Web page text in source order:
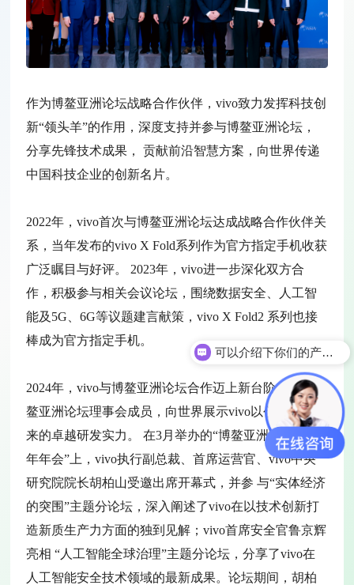
作为博鳌亚洲论坛战略合作伙伴，vivo致力发挥科技创
新“领头羊”的作用，深度支持并参与博鳌亚洲论坛，
分享先锋技术成果， 贡献前沿智慧方案，向世界传递
中国科技企业的创新名片。
2022年，vivo首次与博鳌亚洲论坛达成战略合作伙伴关
系，当年发布的vivo X Fold系列作为官方指定手机收获
广泛瞩目与好评。 2023年，vivo进一步深化双方合
作，积极参与相关会议论坛，围绕数据安全、人工智
能及5G、6G等议题建言献策，vivo X Fold2 系列也接
棒成为官方指定手机。
2024年，vivo与博鳌亚洲论坛合作迈上新台阶，成为博
鳌亚洲论坛理事会成员，向世界展示vivo以创新驱动未
来的卓越研发实力。 在3月举办的“博鳌亚洲论坛2024
年年会”上，vivo执行副总裁、首席运营官、vivo中央
研究院院长胡柏山受邀出席开幕式，并参 与“实体经济
的突围”主题分论坛，深入阐述了vivo在以技术创新打
造新质生产力方面的独到见解；vivo首席安全官鲁京辉
亮相 “人工智能全球治理”主题分论坛，分享了vivo在
人工智能安全技术领域的最新成果。论坛期间，胡柏
可以介绍下你们的产品么